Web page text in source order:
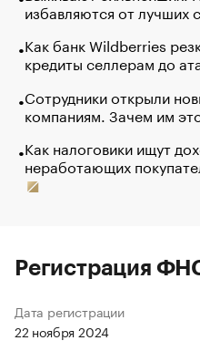
избавляются от лучших
Как банк Wildberries
кредиты селлерам до
Сотрудники открыли
компаниям. Зачем им
Как налоговики ищут
неработающих
Регистрация
Дата регистрации
22 ноября 2024